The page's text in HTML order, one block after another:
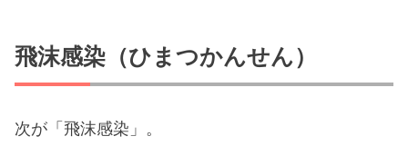
飛沫感染（ひまつかんせん）
次が「飛沫感染」。